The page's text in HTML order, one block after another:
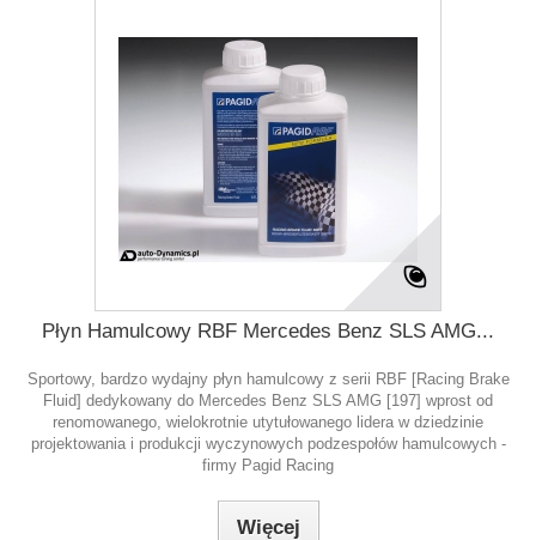
Płyn Hamulcowy RBF Mercedes Benz SLS AMG...
Sportowy, bardzo wydajny płyn hamulcowy z serii RBF [Racing Brake
Fluid] dedykowany do Mercedes Benz SLS AMG [197] wprost od
renomowanego, wielokrotnie utytułowanego lidera w dziedzinie
projektowania i produkcji wyczynowych podzespołów hamulcowych -
firmy Pagid Racing
Więcej